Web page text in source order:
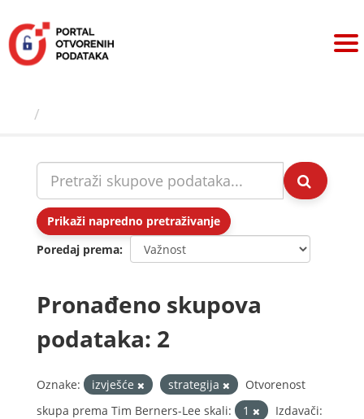
sadržaj
Prikaži napredno pretraživanje
Poredaj prema
Pronađeno skupova
podataka: 2
Oznake: izvješće strategija
Otvorenost
skupa prema Tim Berners-Lee skali:
1
Izdavači: